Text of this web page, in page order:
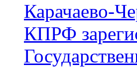
Карачаево-
КПРФ